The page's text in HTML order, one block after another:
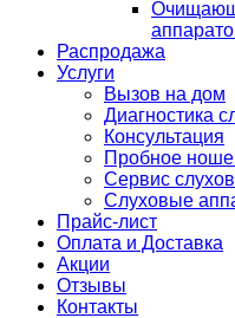
Распродажа
Услуги
Вызов на дом
Диагностика
Консультация
Пробное
Сервис
Слуховые
Прайс-лист
Оплата и Доставка
Акции
Отзывы
Контакты